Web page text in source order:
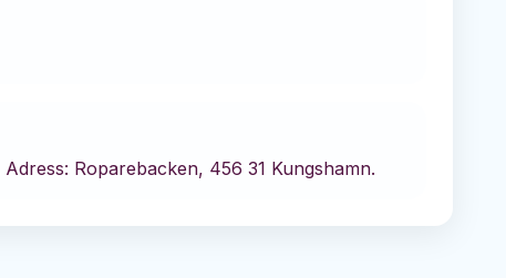
Adress: Roparebacken, 456 31 Kungshamn.